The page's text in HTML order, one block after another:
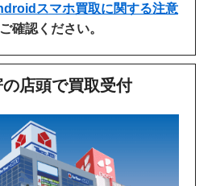
スマホ買取に関する注意
確認ください。
店頭で買取受付